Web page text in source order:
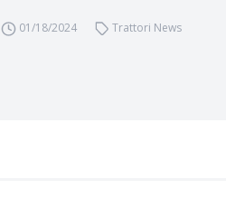
01/18/2024 Trattori News